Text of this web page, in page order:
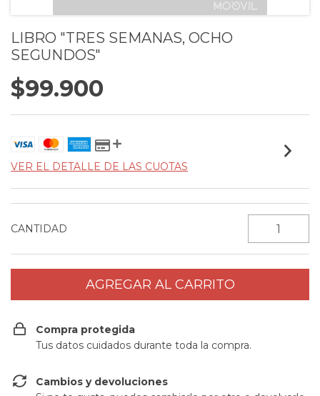
LIBRO "TRES SEMANAS, OCHO
SEGUNDOS"
$99.900
VER EL DETALLE DE LAS CUOTAS
CANTIDAD
Compra protegida
Tus datos cuidados durante toda la compra.
Cambios y devoluciones